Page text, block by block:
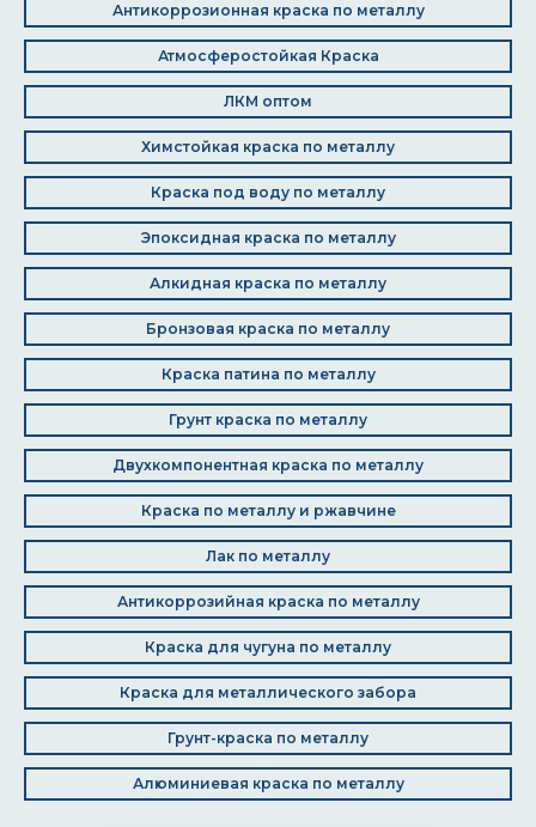
Антикоррозионная краска по металлу
Атмосферостойкая Краска
ЛКМ оптом
Химстойкая краска по металлу
Краска под воду по металлу
Эпоксидная краска по металлу
Алкидная краска по металлу
Бронзовая краска по металлу
Краска патина по металлу
Грунт краска по металлу
Двухкомпонентная краска по металлу
Краска по металлу и ржавчине
Лак по металлу
Антикоррозийная краска по металлу
Краска для чугуна по металлу
Краска для металлического забора
Грунт-краска по металлу
Алюминиевая краска по металлу